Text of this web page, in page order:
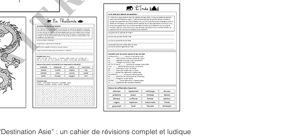
Asie” : un cahier de révisions complet et ludique